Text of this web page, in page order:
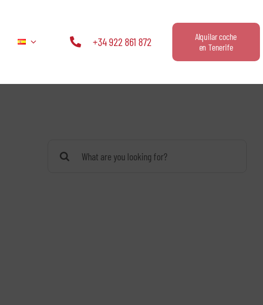
+34 922 861 872
Alquilar coche
en Tenerife